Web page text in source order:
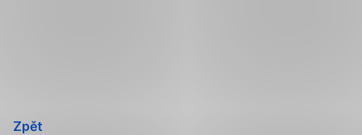
Zpět